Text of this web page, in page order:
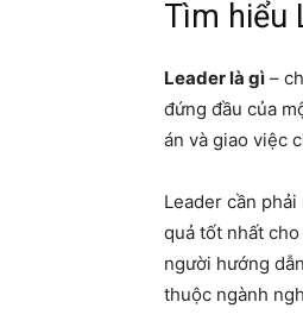
Tìm hiểu
Leader là gì –
đứng đầu của
án và giao việc
Leader cần phải
quả tốt nhất
người hướng
thuộc ngành